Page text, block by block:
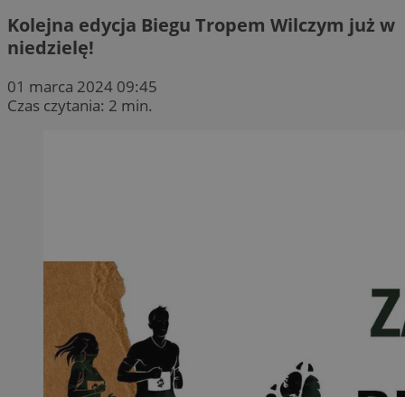
Kolejna edycja Biegu Tropem Wilczym już w
niedzielę!
01 marca 2024 09:45
Czas czytania: 2 min.